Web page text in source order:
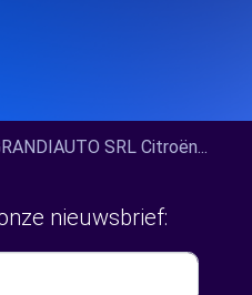
SRL Citroën...
nieuwsbrief: